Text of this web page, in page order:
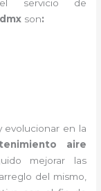
servicio de
son:
evolucionar en la
aire
mejorar las
del mismo,